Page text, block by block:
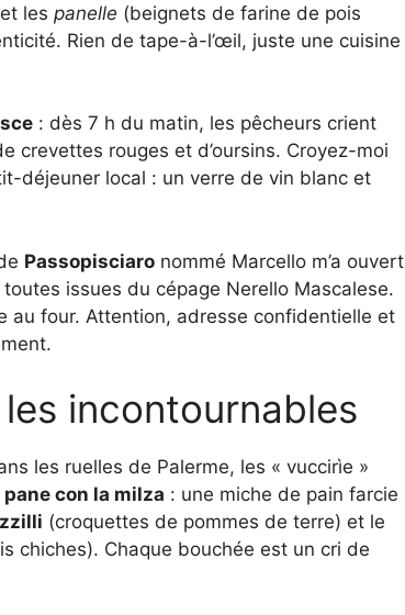
les panelle (beignets de farine de pois
Rien de tape-à-l’œil, juste une cuisine
: dès 7 h du matin, les pêcheurs crient
crevettes rouges et d’oursins. Croyez-moi
déjeuner local : un verre de vin blanc et
Passopisciaro nommé Marcello m’a ouvert
issues du cépage Nerello Mascalese.
au four. Attention, adresse confidentielle et
incontournables
les ruelles de Palerme, les « vuccirìe »
pane con la milza : une miche de pain farcie
(croquettes de pommes de terre) et le
chiches). Chaque bouchée est un cri de